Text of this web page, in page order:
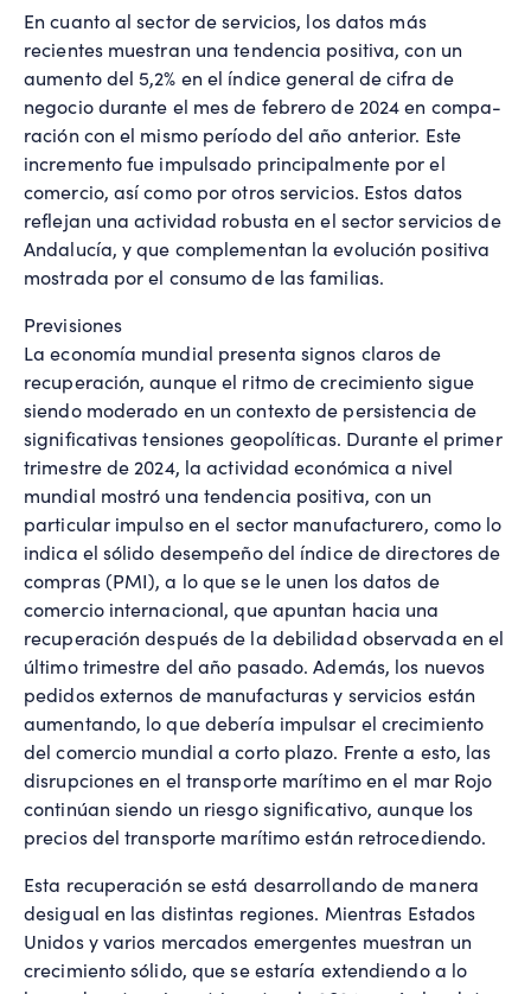
En cuanto al sector de servicios, los datos más
recientes muestran una tendencia positiva, con un
aumento del 5,2% en el índice general de cifra de
negocio durante el mes de febrero de 2024 en compa-
ración con el mismo período del año anterior. Este
incremento fue impulsado principalmente por el
comercio, así como por otros servicios. Estos datos
reflejan una actividad robusta en el sector servicios de
Andalucía, y que complementan la evolución positiva
mostrada por el consumo de las familias.
Previsiones
La economía mundial presenta signos claros de
recuperación, aunque el ritmo de crecimiento sigue
siendo moderado en un contexto de persistencia de
significativas tensiones geopolíticas. Durante el primer
trimestre de 2024, la actividad económica a nivel
mundial mostró una tendencia positiva, con un
particular impulso en el sector manufacturero, como lo
indica el sólido desempeño del índice de directores de
compras (PMI), a lo que se le unen los datos de
comercio internacional, que apuntan hacia una
recuperación después de la debilidad observada en el
último trimestre del año pasado. Además, los nuevos
pedidos externos de manufacturas y servicios están
aumentando, lo que debería impulsar el crecimiento
del comercio mundial a corto plazo. Frente a esto, las
disrupciones en el transporte marítimo en el mar Rojo
continúan siendo un riesgo significativo, aunque los
precios del transporte marítimo están retrocediendo.
Esta recuperación se está desarrollando de manera
desigual en las distintas regiones. Mientras Estados
Unidos y varios mercados emergentes muestran un
crecimiento sólido, que se estaría extendiendo a lo